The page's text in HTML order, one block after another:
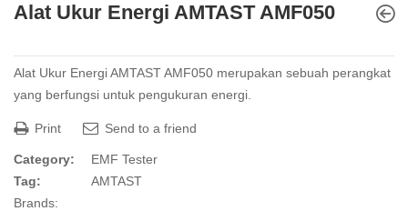
Alat Ukur Energi AMTAST AMF050
Alat Ukur Energi AMTAST AMF050 merupakan sebuah perangkat
yang berfungsi untuk pengukuran energi.
Print Send to a friend
Category:
EMF Tester
Tag:
AMTAST
Brands: